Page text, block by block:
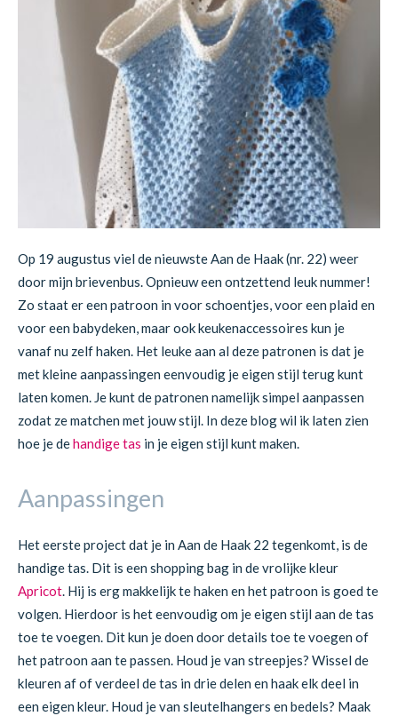
Op 19 augustus viel de nieuwste Aan de Haak (nr. 22) weer
door mijn brievenbus. Opnieuw een ontzettend leuk nummer!
Zo staat er een patroon in voor schoentjes, voor een plaid en
voor een babydeken, maar ook keukenaccessoires kun je
vanaf nu zelf haken. Het leuke aan al deze patronen is dat je
met kleine aanpassingen eenvoudig je eigen stijl terug kunt
laten komen. Je kunt de patronen namelijk simpel aanpassen
zodat ze matchen met jouw stijl. In deze blog wil ik laten zien
hoe je dehandige tas in je eigen stijl kunt maken.
Aanpassingen
Het eerste project dat je in Aan de Haak 22 tegenkomt, is de
handige tas. Dit is een shopping bag in de vrolijke kleur
Apricot . Hij is erg makkelijk te haken en het patroon is goed te
volgen. Hierdoor is het eenvoudig om je eigen stijl aan de tas
toe te voegen. Dit kun je doen door details toe te voegen of
het patroon aan te passen. Houd je van streepjes? Wissel de
kleuren af of verdeel de tas in drie delen en haak elk deel in
een eigen kleur. Houd je van sleutelhangers en bedels? Maak